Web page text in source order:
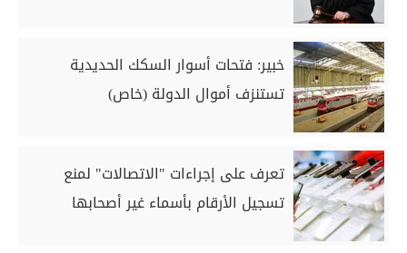
خبير: فتحات أسوار السكك الحديدية
تستنزف أموال الدولة (خاص)
تعرف على إجراءات "الاتصالات" لمنع
تسجيل الأرقام بأسماء غير أصحابها